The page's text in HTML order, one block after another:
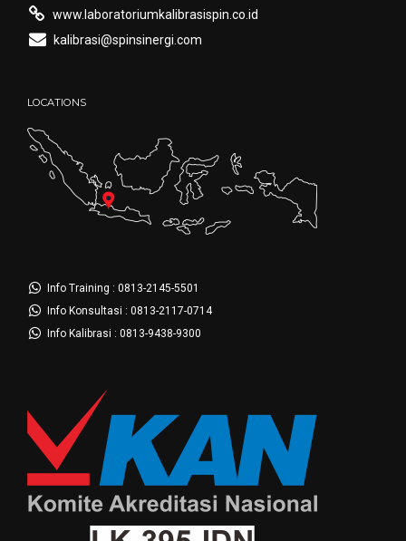
www.laboratoriumkalibrasispin.co.id
kalibrasi@spinsinergi.com
LOCATIONS
Info Training : 0813-2145-5501
Info Konsultasi : 0813-2117-0714
Info Kalibrasi : 0813-9438-9300